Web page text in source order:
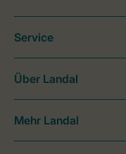
Service
Über Landal
Mehr Landal